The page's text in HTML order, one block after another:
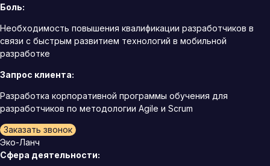
Боль:
Необходимость повышения квалификации разработчиков в
связи с быстрым развитием технологий в мобильной
разработке
Запрос клиента:
Разработка корпоративной программы обучения для
разработчиков по методологии Agile и Scrum
Заказать звонок
Эко-Ланч
Сфера деятельности: